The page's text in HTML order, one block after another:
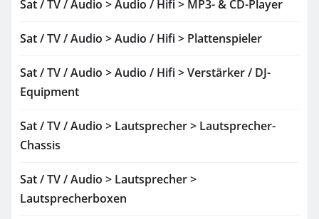
Sat / TV / Audio > Audio / Hifi > MP3- & CD-Player
Sat / TV / Audio > Audio / Hifi > Plattenspieler
Sat / TV / Audio > Audio / Hifi > Verstärker / DJ-
Equipment
Sat / TV / Audio > Lautsprecher > Lautsprecher-
Chassis
Sat / TV / Audio > Lautsprecher >
Lautsprecherboxen